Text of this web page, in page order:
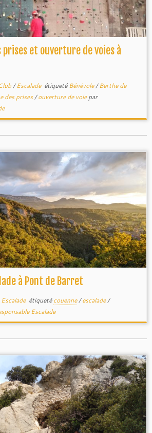
prises et ouverture de voies à
/Escalade étiquetéBénévole/Berthe de
des prises/ouverture de voiepar
à Pont de Barret
Escalade étiquetécouenne/escalade/
Escalade